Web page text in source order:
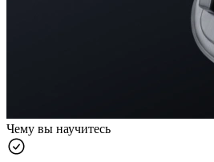
Чему вы научитесь